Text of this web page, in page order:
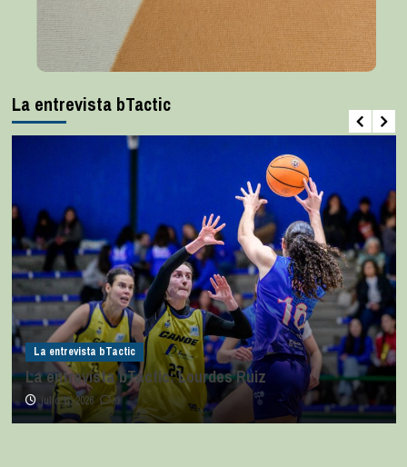
La entrevista bTactic
La entrevista bTactic
La entrevista bTactic: Lourdes Ruiz
julio 11, 2026 0